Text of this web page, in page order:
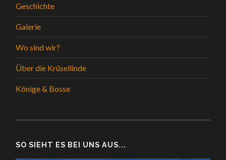
Geschichte
Galerie
Wo sind wir?
Über die Krüsellinde
Könige & Bosse
SO SIEHT ES BEI UNS AUS...